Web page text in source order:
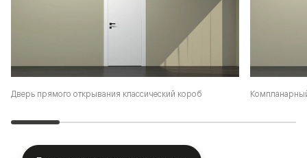
Дверь прямого открывания классический короб